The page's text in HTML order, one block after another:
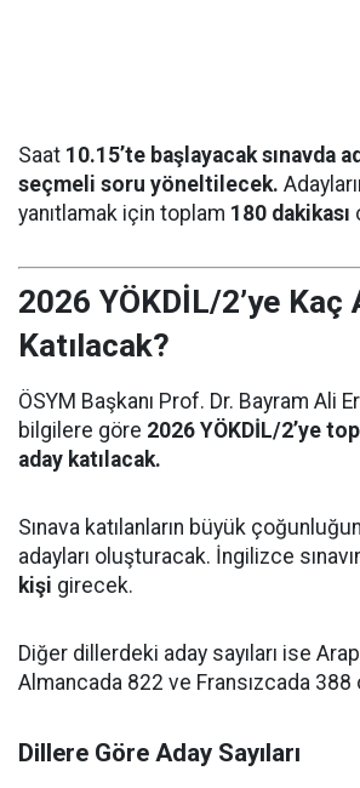
Saat 10.15’te başlayacak sınavda
seçmeli soru yöneltilecek.
yanıtlamak için toplam 180 dakikası
2026 YÖKDİL/2’ye Kaç
Katılacak?
ÖSYM Başkanı Prof. Dr. Bayram Ali
bilgilere göre 2026 YÖKDİL/2’ye
aday katılacak.
Sınava katılanların büyük
adayları oluşturacak. İngilizce
kişi girecek.
Diğer dillerdeki aday sayıları ise
Almancada 822 ve Fransızcada 388
Dillere Göre Aday Sayıları